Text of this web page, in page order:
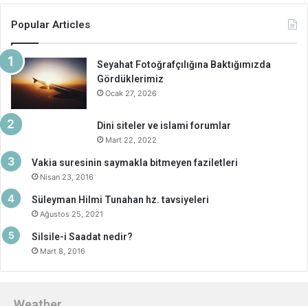
Popular Articles
Seyahat Fotoğrafçılığına Baktığımızda
Gördüklerimiz
Ocak 27, 2026
Dini siteler ve islami forumlar
Mart 22, 2022
Vakia suresinin saymakla bitmeyen faziletleri
Nisan 23, 2016
Süleyman Hilmi Tunahan hz. tavsiyeleri
Ağustos 25, 2021
Silsile-i Saadat nedir?
Mart 8, 2016